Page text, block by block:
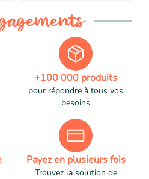
+100 000 produits
pour répondre à tous vos
besoins
Payez en plusieurs fois
Trouvez la solution de